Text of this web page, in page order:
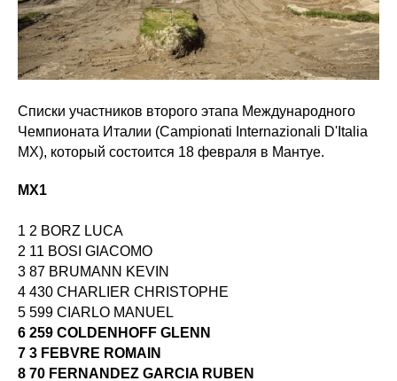
Списки участников второго этапа Международного
Чемпионата Италии (Campionati Internazionali D'Italia
MX), который состоится 18 февраля в Мантуе.
MX1
1 2 BORZ LUCA
2 11 BOSI GIACOMO
3 87 BRUMANN KEVIN
4 430 CHARLIER CHRISTOPHE
5 599 CIARLO MANUEL
6 259 COLDENHOFF GLENN
7 3 FEBVRE ROMAIN
8 70 FERNANDEZ GARCIA RUBEN